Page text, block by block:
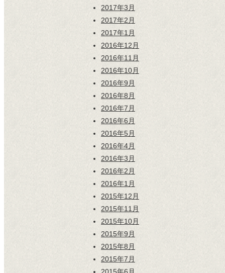
2017年3月
2017年2月
2017年1月
2016年12月
2016年11月
2016年10月
2016年9月
2016年8月
2016年7月
2016年6月
2016年5月
2016年4月
2016年3月
2016年2月
2016年1月
2015年12月
2015年11月
2015年10月
2015年9月
2015年8月
2015年7月